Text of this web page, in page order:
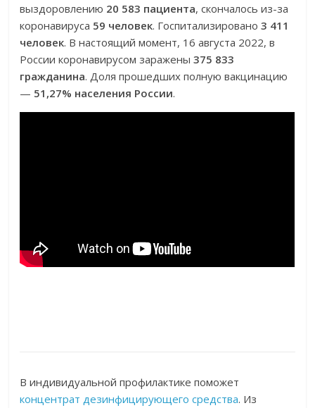
выздоровлению 20 583 пациента, скончалось из-за
коронавируса 59 человек. Госпитализировано3 411
человек. В настоящий момент, 16 августа 2022, в
России коронавирусом заражены375 833
гражданина. Доля прошедших полную вакцинацию
— 51,27% населения России.
В индивидуальной профилактике поможет
концентрат дезинфицирующего средства. Из